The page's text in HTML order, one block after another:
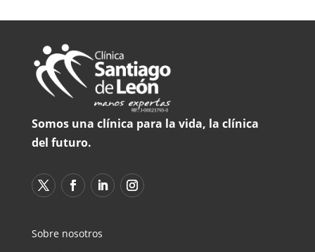
Somos una clínica para la vida, la clínica
del futuro.
Sobre nosotros